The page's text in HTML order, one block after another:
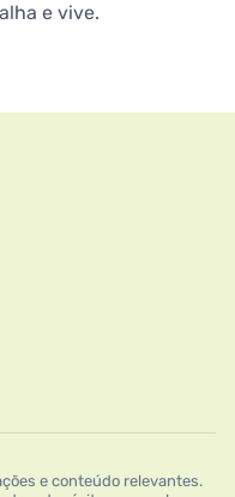
e vive.
e conteúdo relevantes.